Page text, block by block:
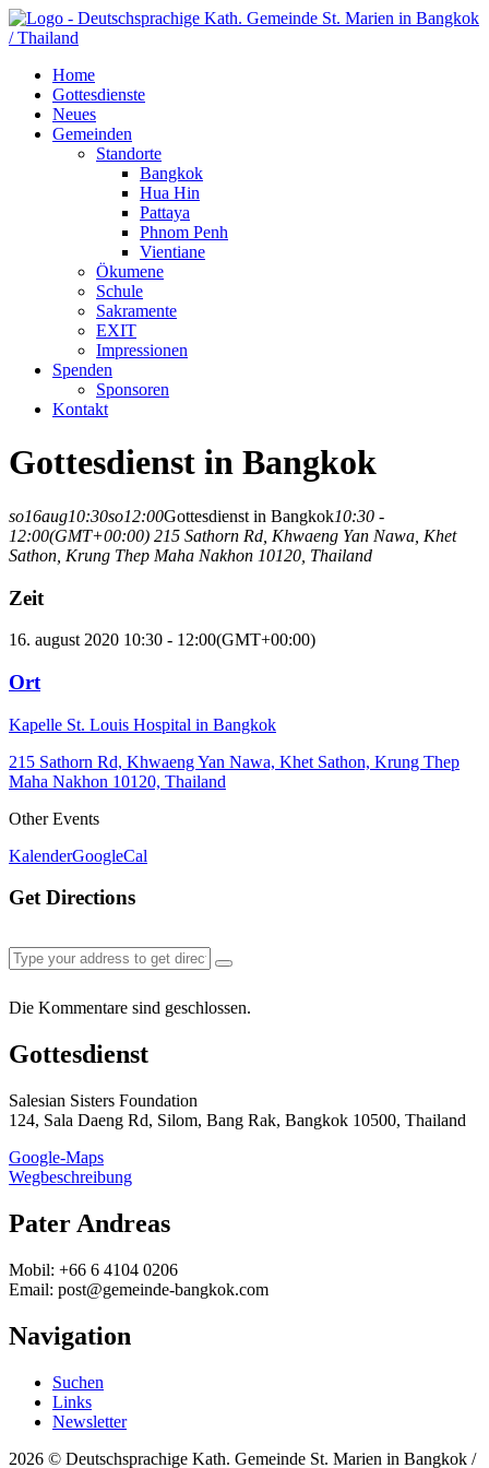
Home
Gottesdienste
Neues
Gemeinden
Standorte
Bangkok
Hua Hin
Pattaya
Phnom Penh
Vientiane
Ökumene
Schule
Sakramente
EXIT
Impressionen
Spenden
Sponsoren
Kontakt
Gottesdienst in Bangkok
so16aug10:30so12:00Gottesdienst in Bangkok10:30 -
12:00(GMT+00:00) 215 Sathorn Rd, Khwaeng Yan Nawa, Khet
Sathon, Krung Thep Maha Nakhon 10120, Thailand
Zeit
16. august 2020 10:30 - 12:00(GMT+00:00)
Ort
Kapelle St. Louis Hospital in Bangkok
215 Sathorn Rd, Khwaeng Yan Nawa, Khet Sathon, Krung Thep
Maha Nakhon 10120, Thailand
Other Events
KalenderGoogleCal
Get Directions
Die Kommentare sind geschlossen.
Gottesdienst
Salesian Sisters Foundation
124, Sala Daeng Rd, Silom, Bang Rak, Bangkok 10500, Thailand
Google-Maps
Wegbeschreibung
Pater Andreas
Mobil: +66 6 4104 0206
Email: post@gemeinde-bangkok.com
Navigation
Suchen
Links
Newsletter
2026 © Deutschsprachige Kath. Gemeinde St. Marien in Bangkok /